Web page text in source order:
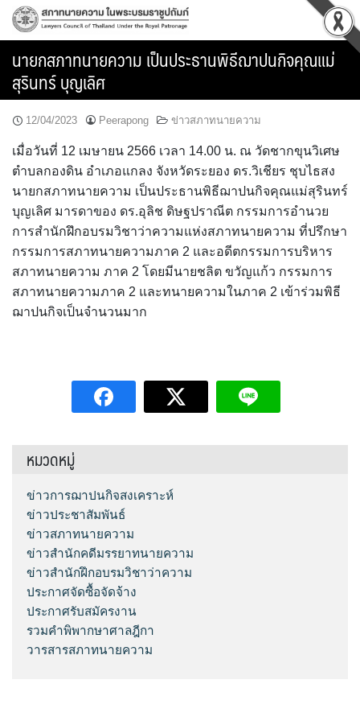
Skip
นายกสภาทนายความ เป็นประธานพิธีฌาปนกิจคุณแม่
สุรินทร์ บุญเลิศ
12/04/2023 Peerapong ข่าวสภาทนายความ
เมื่อวันที่ 12 เมษายน 2566 เวลา 14.00 น. ณ วัดชากขุนวิเศษ
ตำบลกองดิน อำเภอแกลง จังหวัดระยอง ดร.วิเชียร ชุบไธสง
นายกสภาทนายความ เป็นประธานพิธีฌาปนกิจคุณแม่สุรินทร์
บุญเลิศ มารดาของ ดร.อุลิช ดิษฐปราณีต กรรมการอำนวย
การสำนักฝึกอบรมวิชาว่าความแห่งสภาทนายความ ที่ปรึกษา
กรรมการสภาทนายความภาค 2 และอดีตกรรมการบริหาร
สภาทนายความ ภาค 2 โดยมีนายชลิต ขวัญแก้ว กรรมการ
สภาทนายความภาค 2 และทนายความในภาค 2 เข้าร่วมพิธี
ฌาปนกิจเป็นจำนวนมาก
หมวดหมู่
ข่าวการฌาปนกิจสงเคราะห์
ข่าวประชาสัมพันธ์
ข่าวสภาทนายความ
ข่าวสำนักคดีมรรยาทนายความ
ข่าวสำนักฝึกอบรมวิชาว่าความ
ประกาศจัดซื้อจัดจ้าง
ประกาศรับสมัครงาน
รวมคำพิพากษาศาลฎีกา
วารสารสภาทนายความ